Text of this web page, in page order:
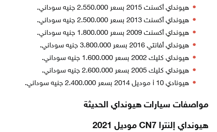
هيونداي أكسنت 2015 بسعر 2.550.000 جنيه سوداني.
هيونداي أكسنت 2013 بسعر 2.500.000 جنيه سوداني.
هيونداي أكسنت 2009 بسعر 1.800.000 جنيه سوداني.
هيونداي أفانتي 2016 بسعر 3.800.000 جنيه سوداني.
هيونداي كليك 2002 بسعر 1.600.000 جنيه سوداني.
هيونداي كليك 2005 بسعر 2.600.000 جنيه سوداني.
هيونادي i 10 موديل 2014 بسعر 2.400.000 جنيه سوداني.
مواصفات سيارات هيونداي الحديثة
هيونداي إلنترا CN7 موديل 2021